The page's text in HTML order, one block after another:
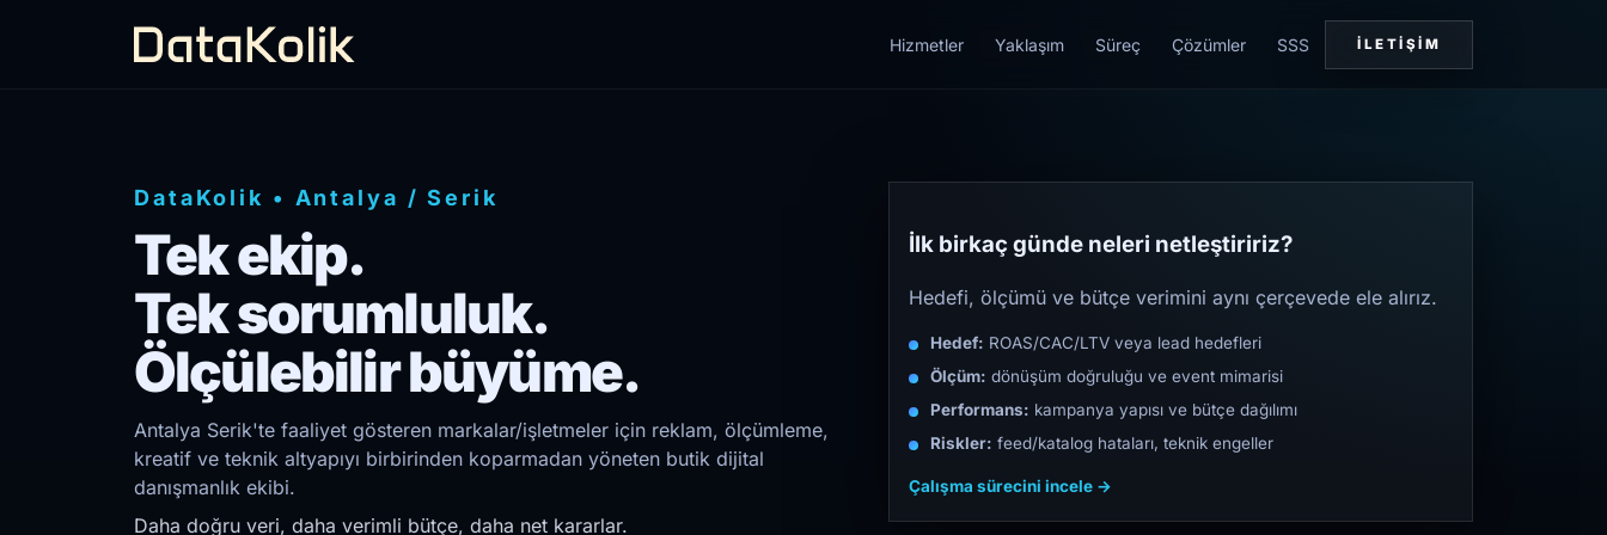
Hizmetler Yaklaşım Süreç Çözümler SSS İLETIŞIM
DataKolik • Antalya /Serik
Tek ekip.
Tek sorumluluk.
Ölçülebilir büyüme.
Antalya Serik'te faaliyet gösteren markalar/işletmeler için reklam, ölçümleme,
kreatif ve teknik altyapıyı birbirinden koparmadan yöneten butik dijital
danışmanlık ekibi.
Daha doğru veri, daha verimli bütçe, daha net kararlar.
İlk birkaç günde neleri netleştiririz?
Hedefi, ölçümü ve bütçe verimini aynı çerçevede ele alırız.
Hedef: ROAS/CAC/LTV veya lead hedefleri
Ölçüm: dönüşüm doğruluğu ve event mimarisi
Performans: kampanya yapısı ve bütçe dağılımı
Riskler: feed/katalog hataları, teknik engeller
Çalışma sürecini incele →